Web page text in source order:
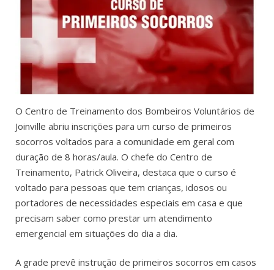
O Centro de Treinamento dos Bombeiros Voluntários de
Joinville abriu inscrições para um curso de primeiros
socorros voltados para a comunidade em geral com
duração de 8 horas/aula. O chefe do Centro de
Treinamento, Patrick Oliveira, destaca que o curso é
voltado para pessoas que tem crianças, idosos ou
portadores de necessidades especiais em casa e que
precisam saber como prestar um atendimento
emergencial em situações do dia a dia.
A grade prevê instrução de primeiros socorros em casos